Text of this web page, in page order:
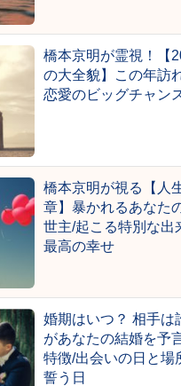
橋本京明が霊視！【
の大全貌】この年訪
恋愛のビッグチャン
橋本京明が視る【人
章】暴かれるあなた
世主/起こる特別な出
最高の幸せ
婚期はいつ？ 相手は
があなたの結婚を予
特徴/出会いの日と場
誓う日